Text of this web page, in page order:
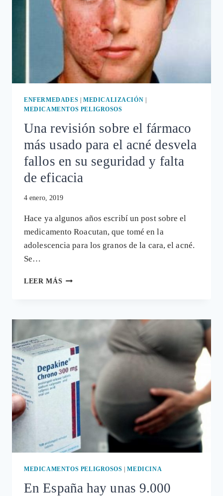
ENFERMEDADES | MEDICALIZACIÓN |
MEDICAMENTOS PELIGROSOS
Una revisión sobre el fármaco
más usado para el acné desvela
fallos en su seguridad y falta
de eficacia
4 enero, 2019
Hace ya algunos años escribí un post sobre el
medicamento Roacutan, que tomé en la
adolescencia para los granos de la cara, el acné.
Se…
LEER MÁS UNA
FÁRMACO
USADO
PARA
EL
ACNÉ
DESVELA
FALLOS
EN
SEGURIDAD
Y
FALTA
EFICACIA
MEDICAMENTOS PELIGROSOS |MEDICINA
En España hay unas 9.000